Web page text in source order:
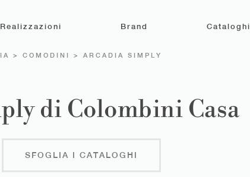
Realizzazioni Brand Cataloghi
> COMODINI > ARCADIA SIMPLY
di Colombini Casa
SFOGLIA I CATALOGHI